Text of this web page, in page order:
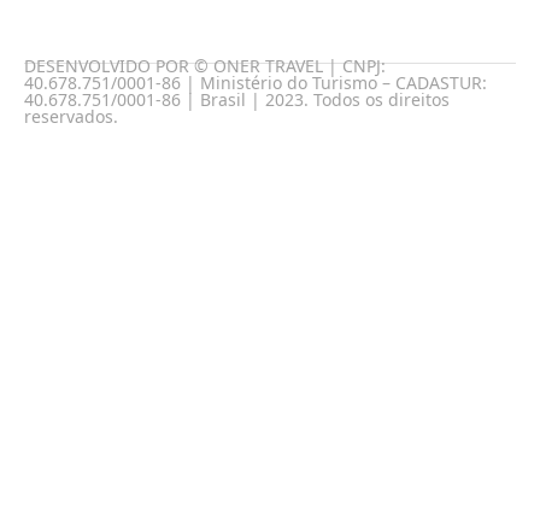
DESENVOLVIDO POR © ONER TRAVEL | CNPJ:
40.678.751/0001-86 | Ministério do Turismo – CADASTUR:
40.678.751/0001-86 | Brasil | 2023. Todos os direitos
reservados.